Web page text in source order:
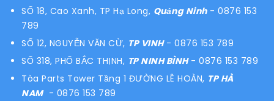
SỐ 18, Cao Xanh, TP Hạ Long, Quảng Ninh- 0876 153
789
SỐ 12, NGUYỄN VĂN CỪ, TP VINH- 0876 153 789
SỐ 318, PHỐ BẮC THỊNH, TP NINH BÌNH- 0876 153 789
Tòa Parts Tower Tầng 1 ĐƯỜNG LÊ HOÀN, TP HÀ
NAM - 0876 153 789